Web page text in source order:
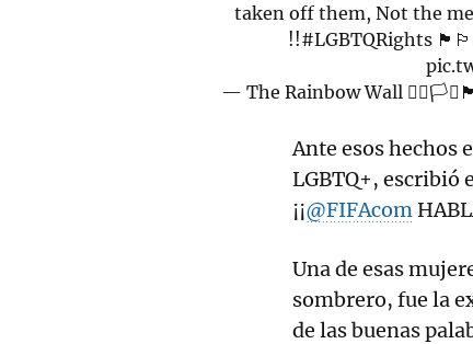
taken off them, Not the
!!#LGBTQRights
— The Rainbow Wall
Ante esos hechos
LGBTQ+, escribió
¡¡@FIFAcom
Una de esas
sombrero, fue la
de las buenas